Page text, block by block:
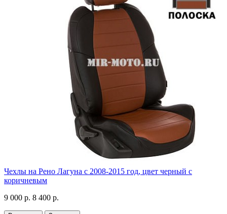
Чехлы на Рено Лагуна с 2008-2015 год, цвет черный с
коричневым
9 000 р. 8 400 р.